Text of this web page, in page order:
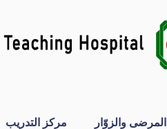
والزوّار مركز التدريب